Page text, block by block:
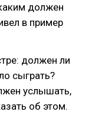
должен
в пример
должен ли
сыграть?
услышать,
об этом.